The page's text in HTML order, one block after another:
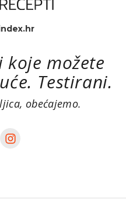
možete
Testirani.
obećajemo.